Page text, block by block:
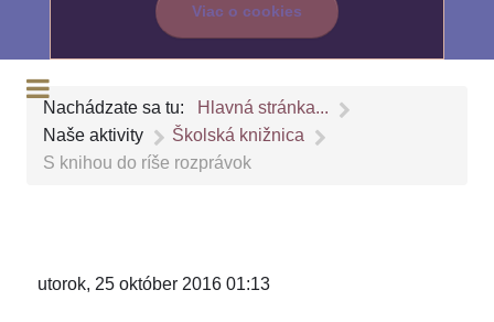
Viac o cookies
Nachádzate sa tu:
Hlavná stránka...
Naše aktivity
Školská knižnica
S knihou do ríše rozprávok
utorok, 25 október 2016 01:13